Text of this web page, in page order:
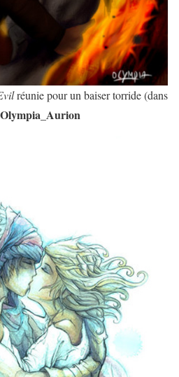
réunie pour un baiser torride (dans
Olympia_Aurion